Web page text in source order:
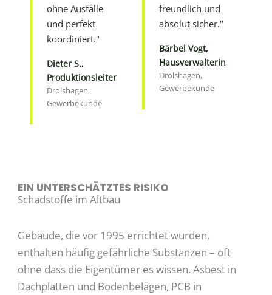
ohne Ausfälle
und perfekt
koordiniert."
Dieter S.,
Produktionsleiter
Drolshagen,
Gewerbekunde
freundlich und
absolut sicher."
Bärbel Vogt,
Hausverwalterin
Drolshagen,
Gewerbekunde
EIN UNTERSCHÄTZTES RISIKO
Schadstoffe im Altbau
Gebäude, die vor 1995 errichtet wurden,
enthalten häufig gefährliche Substanzen – oft
ohne dass die Eigentümer es wissen. Asbest in
Dachplatten und Bodenbelägen, PCB in